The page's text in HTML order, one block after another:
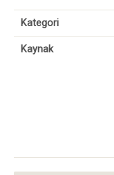
Kategori
Kaynak